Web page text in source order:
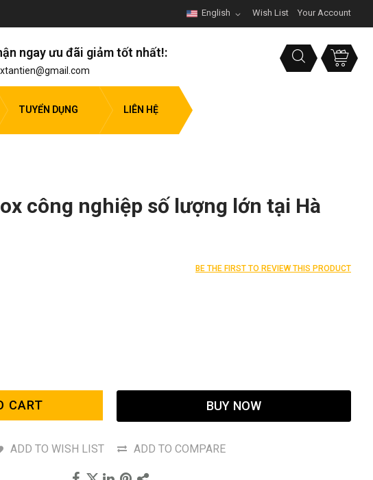
Wish List Your Account
English
ngay ưu đãi giảm tốt nhất!:
TUYỂN DỤNG LIÊN HỆ
công nghiệp số lượng lớn tại Hà
BE THE FIRST TO REVIEW THIS PRODUCT
CART BUY NOW
ADD TO WISH LIST ADD TO COMPARE